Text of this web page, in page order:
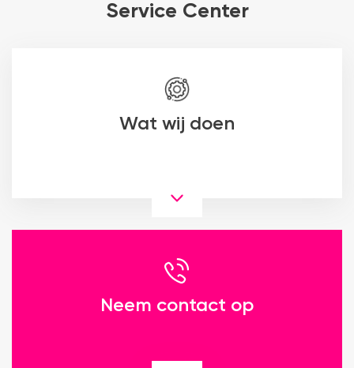
Service Center
Wat wij doen
Neem contact op